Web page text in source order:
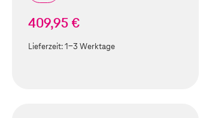
409,95 €
Lieferzeit:1-3 Werktage